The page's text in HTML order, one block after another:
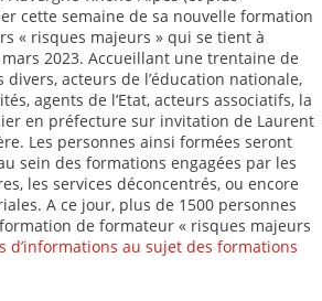
cette semaine de sa nouvelle formation
« risques majeurs » qui se tient à
2023. Accueillant une trentaine de
divers, acteurs de l’éducation nationale,
agents de l’Etat, acteurs associatifs, la
en préfecture sur invitation de Laurent
Les personnes ainsi formées seront
sein des formations engagées par les
les services déconcentrés, ou encore
A ce jour, plus de 1500 personnes
de formateur « risques majeurs
d’informations au sujet des formations